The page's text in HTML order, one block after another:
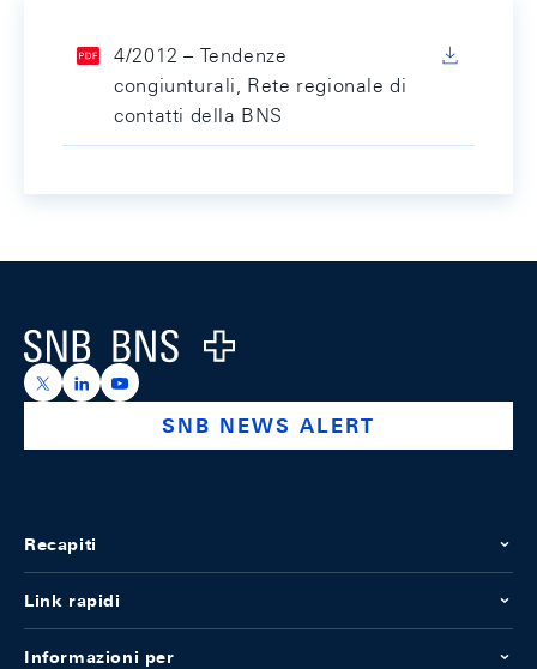
4/2012 – Tendenze
congiunturali, Rete regionale di
contatti della BNS
Logo
https://x.com/snb_bns
https://ch.linkedin.com/company/swiss-national-
https://www.youtube.com/@swissnationalbank
SNB NEWS ALERT
Recapiti
Link rapidi
Informazioni per